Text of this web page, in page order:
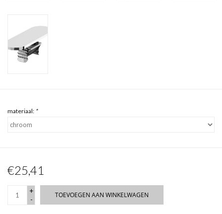
materiaal: *
€25,41
+
-
TOEVOEGEN AAN WINKELWAGEN